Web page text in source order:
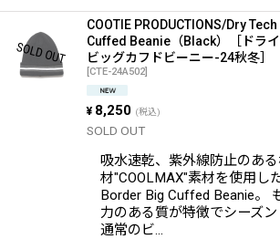
COOTIE PRODUCTIONS/Dry
Cuffed Beanie（Black）［ドラ
ビッグカフドビーニー-24秋冬］
[CTE-24A502]
¥ 8,250 (税込)
SOLD OUT
吸水速乾、紫外線防止のあ
材"COOLMAX"素材を使用し
Border Big Cuffed Beanie。
力のある質が特徴でシーズン
通常のビ…